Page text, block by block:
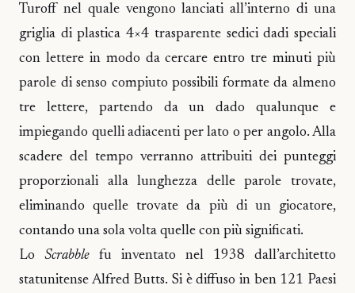
Turoff nel quale vengono lanciati all’interno di una
griglia di plastica 4×4 trasparente sedici dadi speciali
con lettere in modo da cercare entro tre minuti più
parole di senso compiuto possibili formate da almeno
tre lettere, partendo da un dado qualunque e
impiegando quelli adiacenti per lato o per angolo. Alla
scadere del tempo verranno attribuiti dei punteggi
proporzionali alla lunghezza delle parole trovate,
eliminando quelle trovate da più di un giocatore,
contando una sola volta quelle con più significati.
Lo Scrabble fu inventato nel 1938 dall’architetto
statunitense Alfred Butts. Si è diffuso in ben 121 Paesi